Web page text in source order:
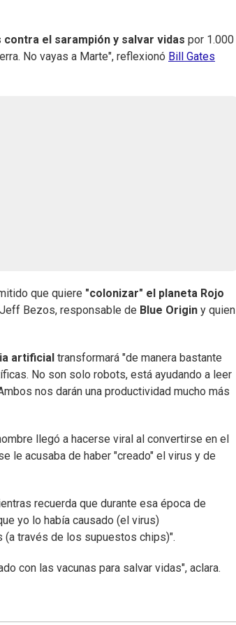
contra el sarampión y salvar vidas por 1.000
No vayas a Marte", reflexionó Bill Gates
que quiere "colonizar" el planeta Rojo
Bezos, responsable de Blue Origin y quien
artificial transformará "de manera bastante
No son solo robots, está ayudando a leer
nos darán una productividad mucho más
llegó a hacerse viral al convertirse en el
le acusaba de haber "creado" el virus y de
recuerda que durante esa época de
yo lo había causado (el virus)
(a través de los supuestos chips)".
con las vacunas para salvar vidas", aclara.